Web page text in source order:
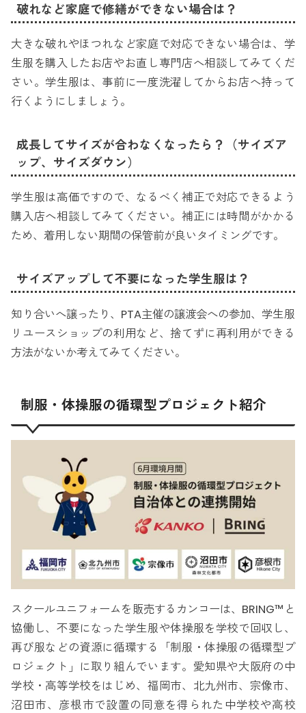
破れなど家庭で修繕ができない場合は？
大きな破れやほつれなど家庭で対応できない場合は、学
生服を購入したお店やお直し専門店へ相談してみてくだ
さい。学生服は、事前に一度洗濯してからお店へ持って
行くようにしましょう。
成長してサイズが合わなくなったら？（サイズア
ップ、サイズダウン）
学生服は高価ですので、なるべく補正で対応できるよう
購入店へ相談してみてください。補正には時間がかかる
ため、着用しない期間の保管前が良いタイミングです。
サイズアップして不要になった学生服は？
知り合いへ譲ったり、PTA主催の譲渡会への参加、学生服
リユースショップの利用など、捨てずに再利用ができる
方法がないか考えてみてください。
制服・体操服の循環型プロジェクト紹介
スクールユニフォームを販売するカンコーは、BRING™と
協働し、不要になった学生服や体操服を学校で回収し、
再び服などの資源に循環する「制服・体操服の循環型プ
ロジェクト」に取り組んでいます。愛知県や大阪府の中
学校・高等学校をはじめ、福岡市、北九州市、宗像市、
沼田市、彦根市で設置の同意を得られた中学校や高校